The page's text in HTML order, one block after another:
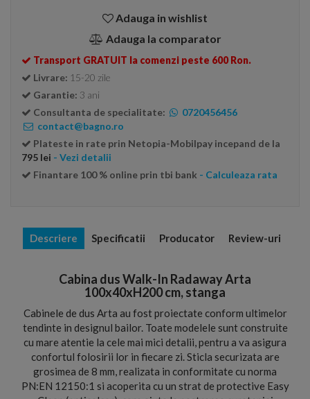
Adauga in wishlist
Adauga la comparator
Transport GRATUIT la comenzi peste 600 Ron.
Livrare: 15-20 zile
Garantie: 3 ani
Consultanta de specialitate:
0720456456
contact@bagno.ro
Plateste in rate prin Netopia-Mobilpay incepand de la
795 lei - Vezi detalii
Finantare 100 % online prin tbi bank - Calculeaza rata
Descriere Specificatii Producator Review-uri
Cabina dus Walk-In Radaway Arta
100x40xH200 cm, stanga
Cabinele de dus Arta au fost proiectate conform ultimelor
tendinte in designul bailor. Toate modelele sunt construite
cu mare atentie la cele mai mici detalii, pentru a va asigura
confortul folosirii lor in fiecare zi. Sticla securizata are
grosimea de 8 mm, realizata in conformitate cu norma
PN:EN 12150:1 si acoperita cu un strat de protective Easy